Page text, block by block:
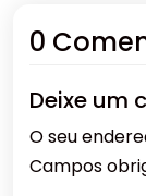
0
Deixe um
O seu
Campos